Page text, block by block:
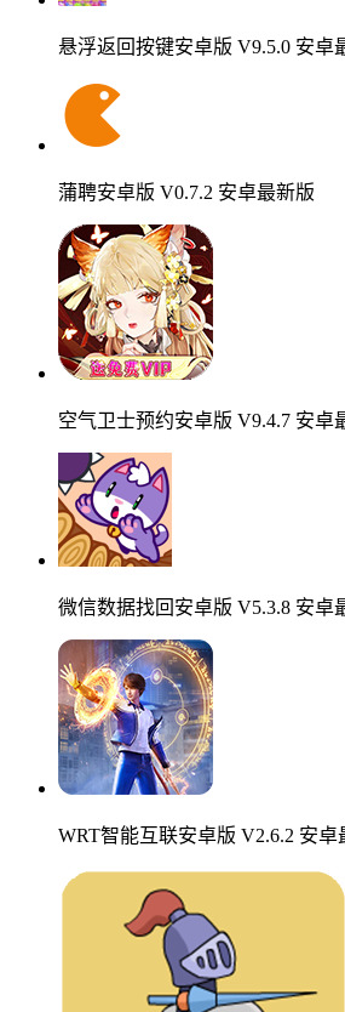
悬浮返回按键安卓版 V9.5.0 安卓
蒲聘安卓版 V0.7.2 安卓最新版
空气卫士预约安卓版 V9.4.7 安卓
微信数据找回安卓版 V5.3.8 安卓
WRT智能互联安卓版 V2.6.2 安卓